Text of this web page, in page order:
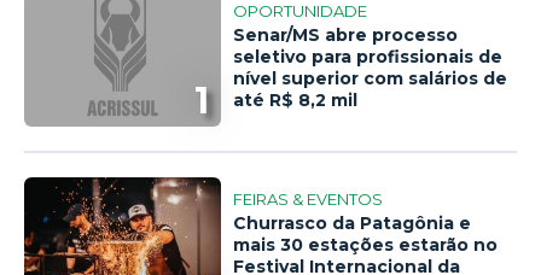
1
OPORTUNIDADE
Senar/MS abre processo
seletivo para profissionais de
nível superior com salários de
até R$ 8,2 mil
FEIRAS & EVENTOS
Churrasco da Patagônia e
mais 30 estações estarão no
Festival Internacional da